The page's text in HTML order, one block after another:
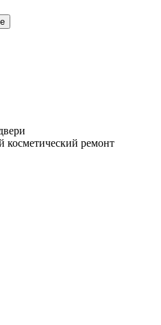
косметический ремонт